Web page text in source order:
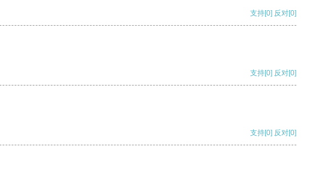
支持[0] 反对[0]
支持[0] 反对[0]
支持[0] 反对[0]